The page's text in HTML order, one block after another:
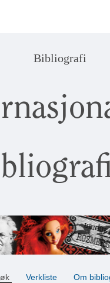
Bibliografi
Verkliste Om